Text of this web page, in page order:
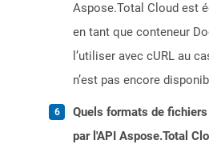
Aspose.Total Cloud est
en tant que conteneur
l’utiliser avec cURL au
n’est pas encore
Quels formats de
par l'API Aspose.Total